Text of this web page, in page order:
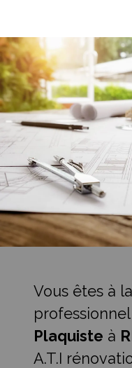
Vous êtes à
Plaquiste à
A.T.I